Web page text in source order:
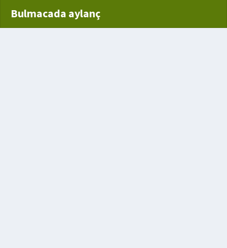
Bulmacada aylanç